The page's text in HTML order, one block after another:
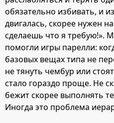
обязательно избивать, и
двигалась, скорее нужен
сделаешь что я требую!».
помогли игры парелли:
базовых вещах типа не
не тянуть чембур или
стало гораздо проще. Не
бежит скорее выполнять
Иногда это проблема